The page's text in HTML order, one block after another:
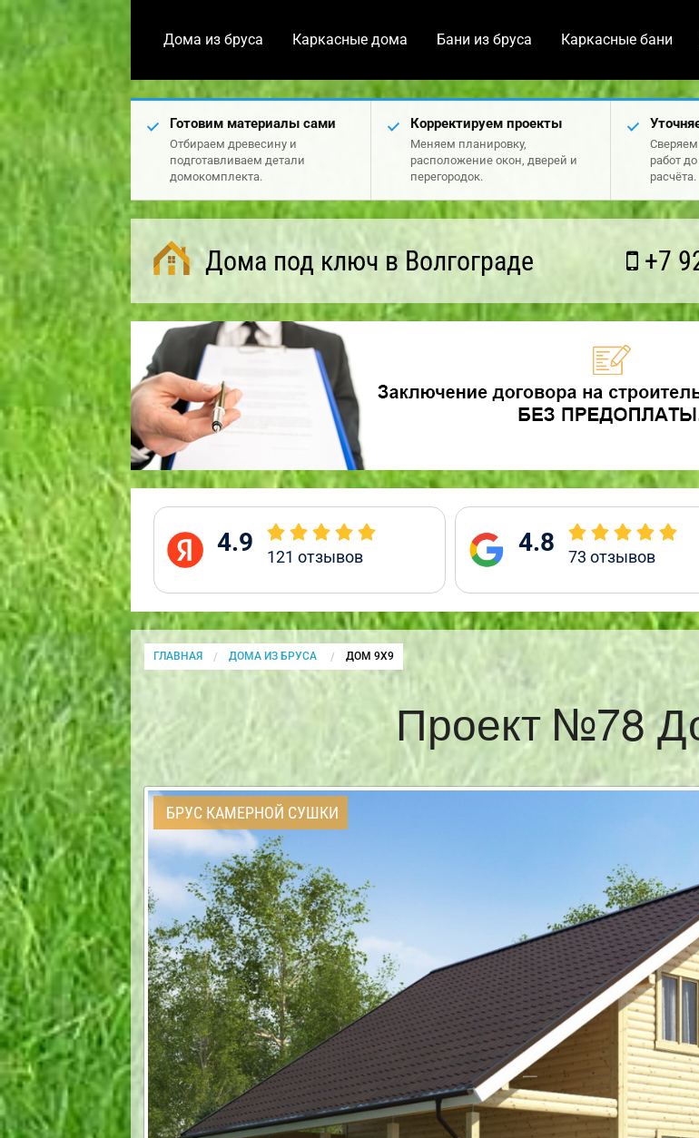
Дома из бруса Каркасные дома Бани из бруса Каркасные бани
Готовим материалы сами
Отбираем древесину и
подготавливаем детали
домокомплекта.
Корректируем проекты
Меняем планировку,
расположение окон, дверей и
перегородок.
работ
расчёта.
Дома под ключ в Волгограде +7
4.9 121 отзывов 4.8 73 отзывов
ГЛАВНАЯ ДОМА ИЗ БРУСА CURRENT:
ДОМ 9Х9
Проект №78
БРУС КАМЕРНОЙ СУШКИ